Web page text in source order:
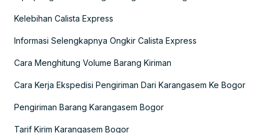
Kelebihan Calista Express
Informasi Selengkapnya Ongkir Calista Express
Cara Menghitung Volume Barang Kiriman
Cara Kerja Ekspedisi Pengiriman Dari Karangasem Ke Bogor
Pengiriman Barang Karangasem Bogor
Tarif Kirim Karangasem Bogor